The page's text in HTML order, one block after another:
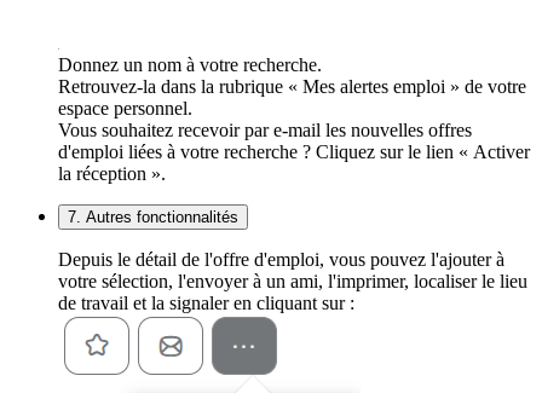
Donnez un nom à votre recherche.
Retrouvez-la dans la rubrique « Mes alertes emploi » de votre
espace personnel.
Vous souhaitez recevoir par e-mail les nouvelles offres
d'emploi liées à votre recherche ? Cliquez sur le lien « Activer
la réception ».
7. Autres fonctionnalités
Depuis le détail de l'offre d'emploi, vous pouvez l'ajouter à
votre sélection, l'envoyer à un ami, l'imprimer, localiser le lieu
de travail et la signaler en cliquant sur :